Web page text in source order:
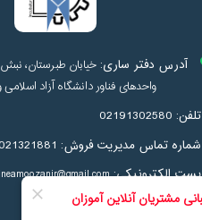
آدرس دفتر ساری: خیابان طبرستان،
واحدهای فناور دانشگاه آزاد
تلفن: 02191302580
شماره تماس مدیریت فروش:
پست الکترونیکی:
info@onlineamoozan.ir